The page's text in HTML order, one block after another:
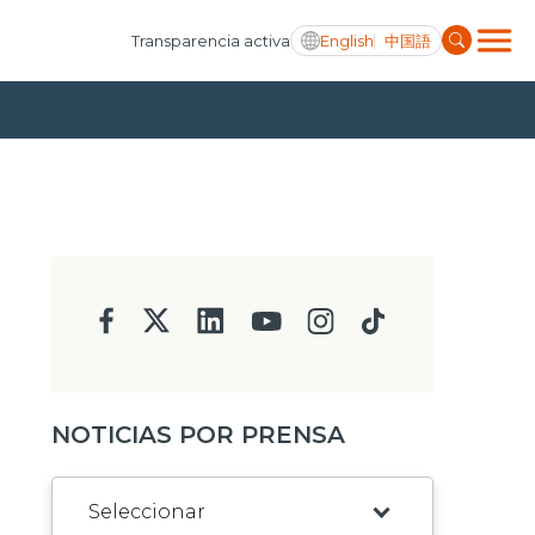
Transparencia activa English 中国語
NOTICIAS POR PRENSA